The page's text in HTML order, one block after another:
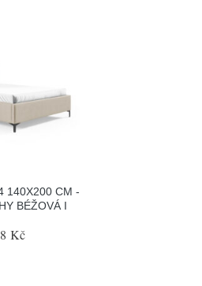
140X200 CM -
BÉŽOVÁ I
Kč